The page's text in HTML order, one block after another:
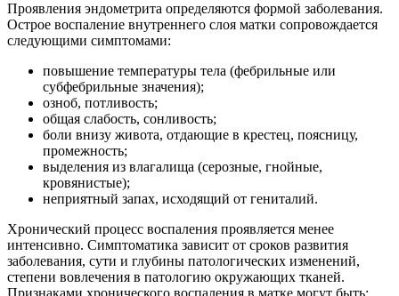
Проявления эндометрита определяются формой заболевания.
Острое воспаление внутреннего слоя матки сопровождается
следующими симптомами:
повышение температуры тела (фебрильные или
субфебрильные значения);
озноб, потливость;
общая слабость, сонливость;
боли внизу живота, отдающие в крестец, поясницу,
промежность;
выделения из влагалища (серозные, гнойные,
кровянистые);
неприятный запах, исходящий от гениталий.
Хронический процесс воспаления проявляется менее
интенсивно. Симптоматика зависит от сроков развития
заболевания, сути и глубины патологических изменений,
степени вовлечения в патологию окружающих тканей.